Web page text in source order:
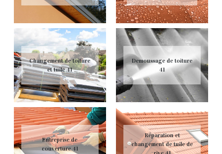
Changement de toiture
et tuile 41
Demoussage de toiture
41
Entreprise de
couverture 41
Réparation et
changement de tuile de